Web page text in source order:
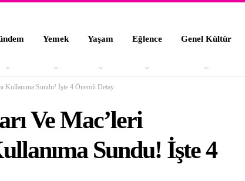
Yemek Yaşam Eğlence Genel Kültür
Kullanıma Sundu! İşte 4 Önemli Detay
Ve Mac’leri
Sundu! İşte 4